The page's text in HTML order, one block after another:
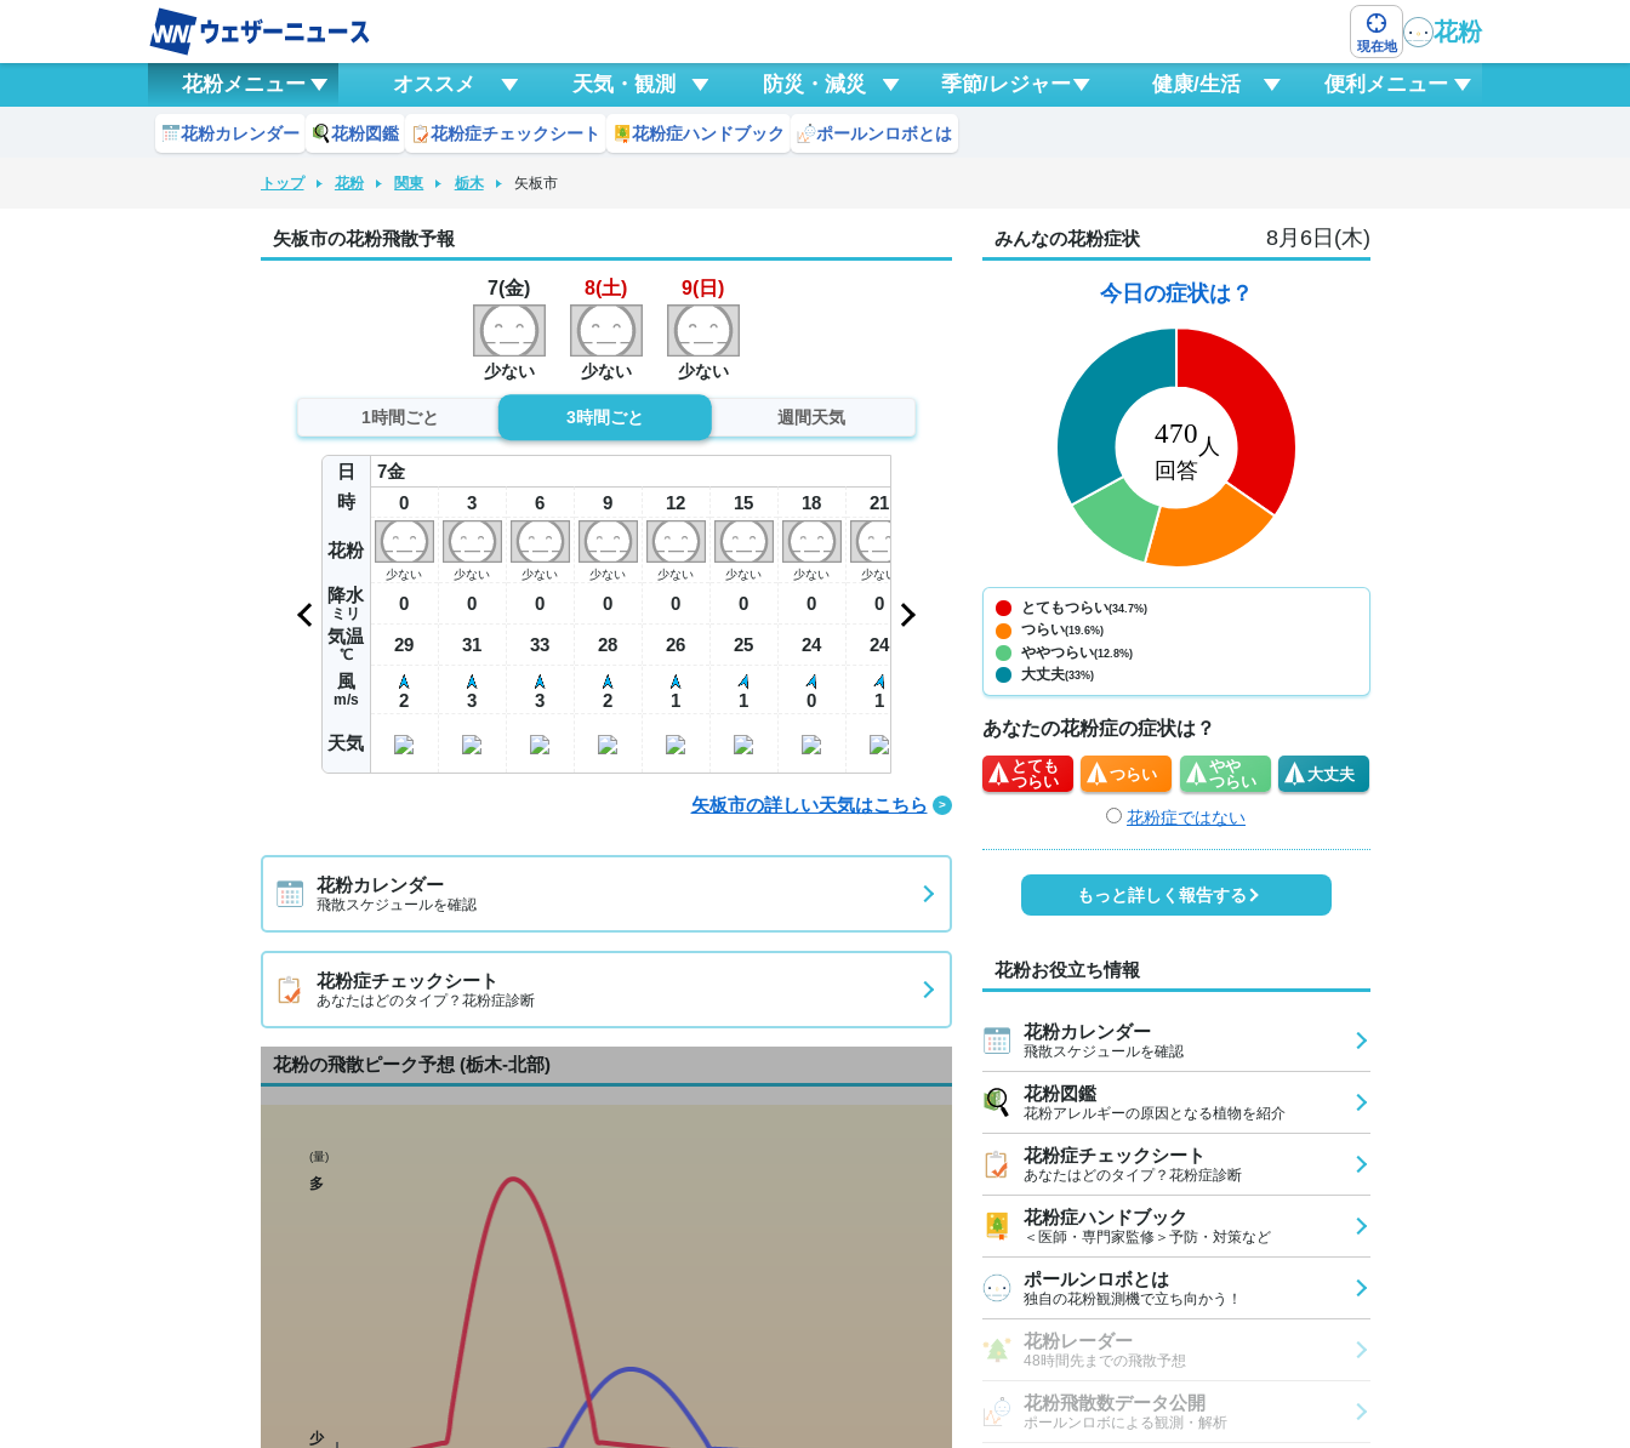
現在地
花粉
花粉メニュー オススメ 天気・観測 防災・減災 季節/レジャー 健康/生活 便利メニュー
花粉カレンダー 花粉図鑑 花粉症チェックシート 花粉症ハンドブック ポールンロボとは
トップ 花粉 関東 栃木 矢板市
矢板市の花粉飛散予報
7(金)
少ない
8(土)
少ない
9(日)
少ない
1時間ごと 3時間ごと 週間天気
日
時
花粉
降水
ミリ
気温
℃
風
m/s
天気
7金
0
少ない
0
29
2
3
少ない
0
31
3
6
少ない
0
33
3
9
少ない
0
28
2
12
少ない
0
26
1
15
少ない
0
25
1
18
少ない
0
24
0
21
少ない
0
24
1
0
30
2
6
0
32
2
9
0
1
12
0
15
0 0
矢板市の詳しい天気はこちら
花粉カレンダー
飛散スケジュールを確認
花粉症チェックシート
あなたはどのタイプ？花粉症診断
花粉の飛散ピーク予想 (栃木-北部)
(量)
多
少
みんなの花粉症状 8月6日(木)
今日の症状は？
とてもつらい(34.7%)
つらい(19.6%)
ややつらい(12.8%)
大丈夫(33%)
あなたの花粉症の症状は？
とても
つらい
つらい
やや
つらい
大丈夫
花粉症ではない
もっと詳しく報告する
花粉お役立ち情報
花粉カレンダー
飛散スケジュールを確認
花粉図鑑
花粉アレルギーの原因となる植物を紹介
花粉症チェックシート
あなたはどのタイプ？花粉症診断
花粉症ハンドブック
＜医師・専門家監修＞予防・対策など
ポールンロボとは
独自の花粉観測機で立ち向かう！
花粉レーダー
48時間先までの飛散予想
花粉飛散数データ公開
ポールンロボによる観測・解析